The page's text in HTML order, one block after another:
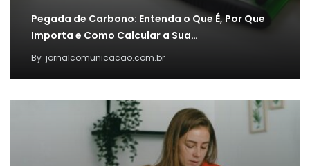
Pegada de Carbono: Entenda o Que É, Por Que
Importa e Como Calcular a Sua…
By jornalcomunicacao.com.br